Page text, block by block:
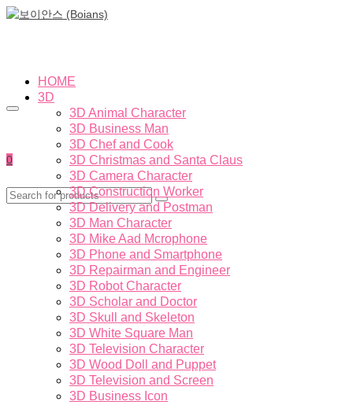
0
HOME
3D
3D Animal Character
3D Business Man
3D Chef and Cook
3D Christmas and Santa Claus
3D Camera Character
3D Construction Worker
3D Delivery and Postman
3D Man Character
3D Mike Aad Mcrophone
3D Phone and Smartphone
3D Repairman and Engineer
3D Robot Character
3D Scholar and Doctor
3D Skull and Skeleton
3D White Square Man
3D Television Character
3D Wood Doll and Puppet
3D Television and Screen
3D Business Icon